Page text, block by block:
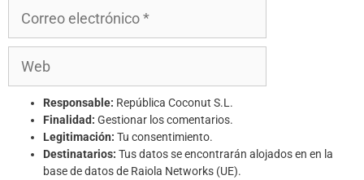
Responsable: República Coconut S.L.
Finalidad:Gestionar los comentarios.
Legitimación: Tu consentimiento.
Destinatarios: Tus datos se encontrarán alojados en en la
base de datos de Raiola Networks (UE).